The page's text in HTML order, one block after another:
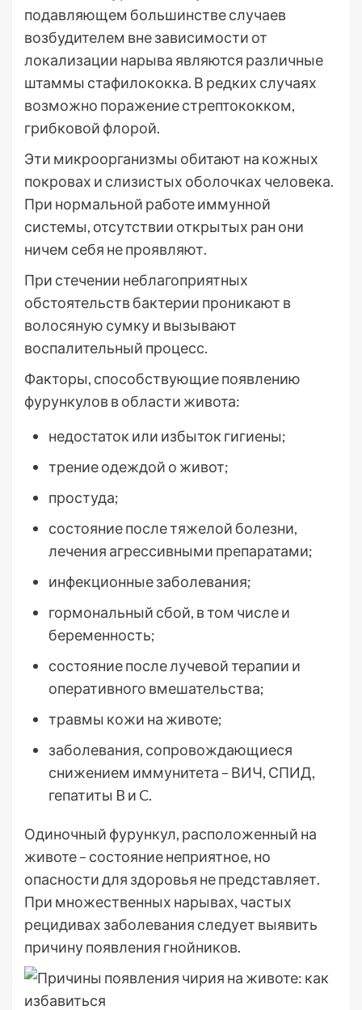
подавляющем большинстве случаев
возбудителем вне зависимости от
локализации нарыва являются различные
штаммы стафилококка. В редких случаях
возможно поражение стрептококком,
грибковой флорой.
Эти микроорганизмы обитают на кожных
покровах и слизистых оболочках человека.
При нормальной работе иммунной
системы, отсутствии открытых ран они
ничем себя не проявляют.
При стечении неблагоприятных
обстоятельств бактерии проникают в
волосяную сумку и вызывают
воспалительный процесс.
Факторы, способствующие появлению
фурункулов в области живота:
недостаток или избыток гигиены;
трение одеждой о живот;
простуда;
состояние после тяжелой болезни,
лечения агрессивными препаратами;
инфекционные заболевания;
гормональный сбой, в том числе и
беременность;
состояние после лучевой терапии и
оперативного вмешательства;
травмы кожи на животе;
заболевания, сопровождающиеся
снижением иммунитета – ВИЧ, СПИД,
гепатиты B и C.
Одиночный фурункул, расположенный на
животе – состояние неприятное, но
опасности для здоровья не представляет.
При множественных нарывах, частых
рецидивах заболевания следует выявить
причину появления гнойников.